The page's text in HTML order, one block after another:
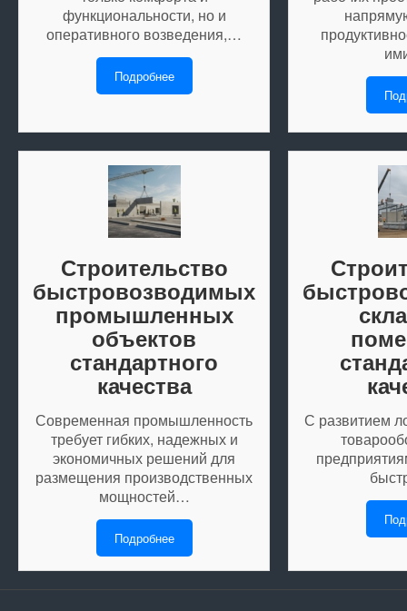
функциональности, но и
оперативного возведения,…
Подробнее
Строительство
быстровозводимых
промышленных
объектов
стандартного
качества
Современная промышленность
требует гибких, надежных и
экономичных решений для
размещения производственных
мощностей…
Подробнее
С развитием